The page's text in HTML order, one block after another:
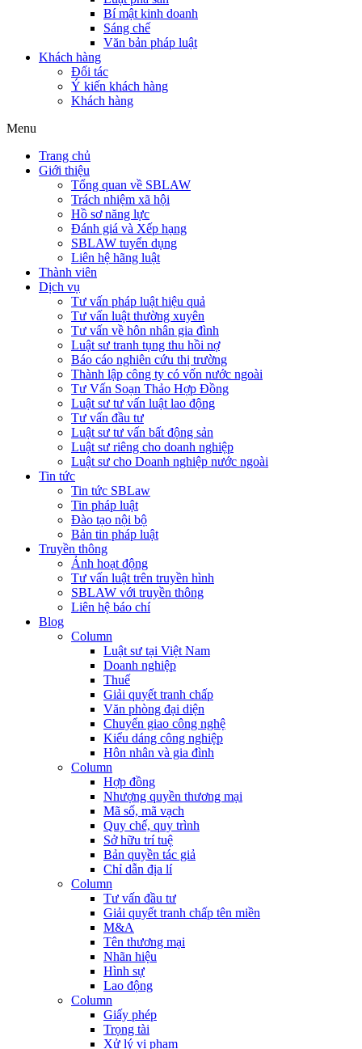
Bí mật kinh doanh
Sáng chế
Văn bản pháp luật
Khách hàng
Đối tác
Ý kiến khách hàng
Khách hàng
Menu
Trang chủ
Giới thiệu
Tổng quan về SBLAW
Trách nhiệm xã hội
Hồ sơ năng lực
Đánh giá và Xếp hạng
SBLAW tuyển dụng
Liên hệ hãng luật
Thành viên
Dịch vụ
Tư vấn pháp luật hiệu quả
Tư vấn luật thường xuyên
Tư vấn về hôn nhân gia đình
Luật sư tranh tụng thu hồi nợ
Báo cáo nghiên cứu thị trường
Thành lập công ty có vốn nước ngoài
Tư Vấn Soạn Thảo Hợp Đồng
Luật sư tư vấn luật lao động
Tư vấn đầu tư
Luật sư tư vấn bất động sản
Luật sư riêng cho doanh nghiệp
Luật sư cho Doanh nghiệp nước ngoài
Tin tức
Tin tức SBLaw
Tin pháp luật
Đào tạo nội bộ
Bản tin pháp luật
Truyền thông
Ảnh hoạt động
Tư vấn luật trên truyền hình
SBLAW với truyền thông
Liên hệ báo chí
Blog
Column
Luật sư tại Việt Nam
Doanh nghiệp
Thuế
Giải quyết tranh chấp
Văn phòng đại diện
Chuyển giao công nghệ
Kiểu dáng công nghiệp
Hôn nhân và gia đình
Column
Hợp đồng
Nhượng quyền thương mại
Mã số, mã vạch
Quy chế, quy trình
Sở hữu trí tuệ
Bản quyền tác giả
Chỉ dẫn địa lí
Column
Tư vấn đầu tư
Giải quyết tranh chấp tên miền
M&A
Tên thương mại
Nhãn hiệu
Hình sự
Lao động
Column
Giấy phép
Trọng tài
Xử lý vi phạm